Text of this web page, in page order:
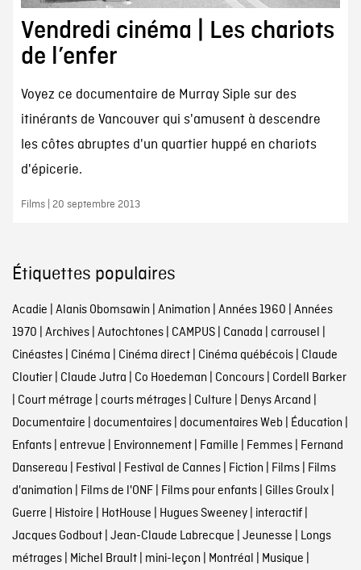
Vendredi cinéma | Les chariots
de l’enfer
Voyez ce documentaire de Murray Siple sur des
itinérants de Vancouver qui s'amusent à descendre
les côtes abruptes d'un quartier huppé en chariots
d'épicerie.
Films | 20 septembre 2013
Étiquettes populaires
Acadie | Alanis Obomsawin | Animation | Années 1960 | Années
1970 | Archives| Autochtones| CAMPUS| Canada | carrousel |
Cinéastes| Cinéma | Cinéma direct| Cinéma québécois| Claude
Cloutier| Claude Jutra | Co Hoedeman | Concours| Cordell Barker
| Court métrage | courts métrages| Culture | Denys Arcand |
Documentaire | documentaires| documentaires Web | Éducation |
Enfants| entrevue | Environnement| Famille | Femmes| Fernand
Dansereau | Festival | Festival de Cannes| Fiction | Films| Films
d'animation | Films de l'ONF| Films pour enfants| Gilles Groulx|
Guerre | Histoire | HotHouse | Hugues Sweeney| interactif|
Jacques Godbout| Jean-Claude Labrecque | Jeunesse | Longs
métrages| Michel Brault| mini-leçon | Montréal | Musique |